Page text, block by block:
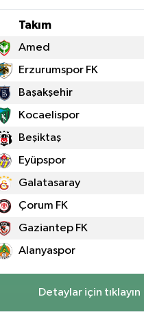
Takım
Amed
Erzurumspor FK
Başakşehir
Kocaelispor
Beşiktaş
Eyüpspor
Galatasaray
Çorum FK
Gaziantep FK
Alanyaspor
Detaylar için tıklayın